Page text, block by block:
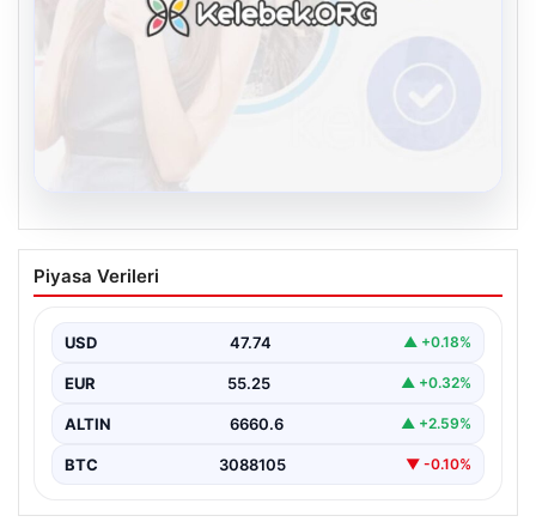
Kelebek.Org İle Sanal İletişimin Güvenli
Adresi Ve Sohbet Deneyimi
kurması kritik bir değer ifade etmektedir. Halen…
Piyasa Verileri
USD 47.74 ▲ +0.18%
EUR 55.25 ▲ +0.32%
ALTIN 6660.6 ▲ +2.59%
BTC 3088105 ▼ -0.10%